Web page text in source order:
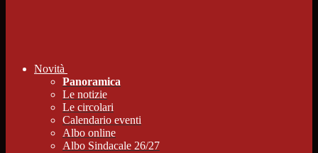
Novità
Panoramica
Le notizie
Le circolari
Calendario eventi
Albo online
Albo Sindacale 26/27